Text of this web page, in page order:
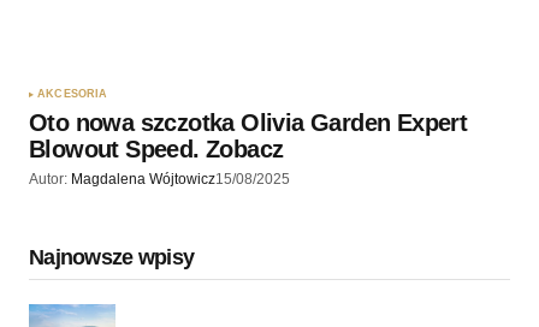
AKCESORIA
Oto nowa szczotka Olivia Garden Expert
Blowout Speed. Zobacz
Autor: Magdalena Wójtowicz15/08/2025
Najnowsze wpisy